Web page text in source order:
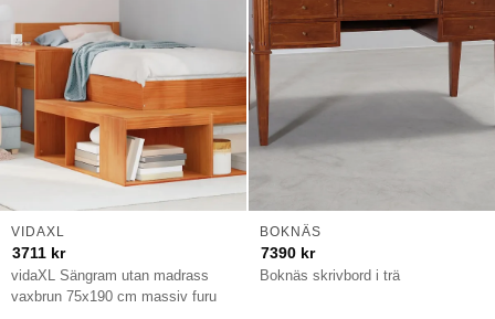
vidaXL Sängram utan madrass
vaxbrun 75x190 cm massiv furu
VIDAXL
3711 kr
Boknäs skrivbord i trä
BOKNÄS
7390 kr